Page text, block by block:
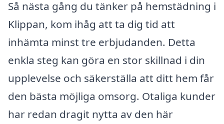
Så nästa gång du tänker på hemstädning i
Klippan, kom ihåg att ta dig tid att
inhämta minst tre erbjudanden. Detta
enkla steg kan göra en stor skillnad i din
upplevelse och säkerställa att ditt hem får
den bästa möjliga omsorg. Otaliga kunder
har redan dragit nytta av den här